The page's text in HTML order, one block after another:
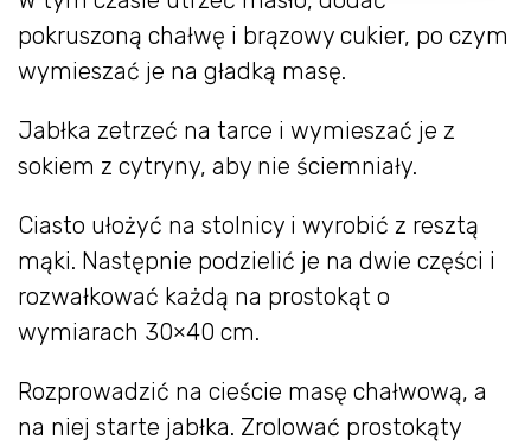
pokruszoną chałwę i brązowy cukier, po czym
wymieszać je na gładką masę.
Jabłka zetrzeć na tarce i wymieszać je z
sokiem z cytryny, aby nie ściemniały.
Ciasto ułożyć na stolnicy i wyrobić z resztą
mąki. Następnie podzielić je na dwie części i
rozwałkować każdą na prostokąt o
wymiarach 30×40 cm.
Rozprowadzić na cieście masę chałwową, a
na niej starte jabłka. Zrolować prostokąty